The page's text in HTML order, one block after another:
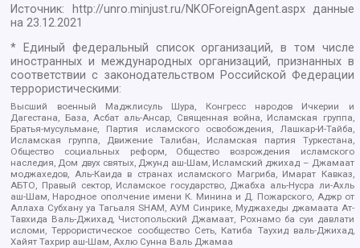
Источник: http://unro.minjust.ru/NKOForeignAgent.aspxданные
на23.12.2021
* Единый федеральный список организаций, в том числе
иностранных и международных организаций, признанных в
соответствии с законодательством Российской Федерации
террористическими:
Высший военный Маджлисуль Шура, Конгресс народов Ичкерии и
Дагестана, База, Асбат аль-Ансар, Священная война, Исламская группа,
Братья-мусульмане, Партия исламского освобождения, Лашкар-И-Тайба,
Исламская группа, Движение Талибан, Исламская партия Туркестана,
Общество социальных реформ, Общество возрождения исламского
наследия, Дом двух святых, Джунд аш-Шам, Исламский джихад – Джамаат
моджахедов, Аль-Каида в странах исламского Магриба, Имарат Кавказ,
АБТО, Правый сектор, Исламское государство, Джабха аль-Нусра ли-Ахль
аш-Шам, Народное ополчение имени К. Минина и Д. Пожарского, Аджр от
Аллаха Субхану уа Тагьаля SHAM, АУМ Синрике, Муджахеды джамаата Ат-
Тавхида Валь-Джихад, Чистопольский Джамаат, Рохнамо ба суи давлати
исломи, Террористическое сообщество Сеть, Катиба Таухид валь-Джихад,
Хайят Тахрир аш-Шам, Ахлю Сунна Валь Джамаа